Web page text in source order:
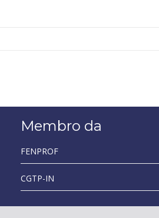
Membro da
FENPROF
CGTP-IN